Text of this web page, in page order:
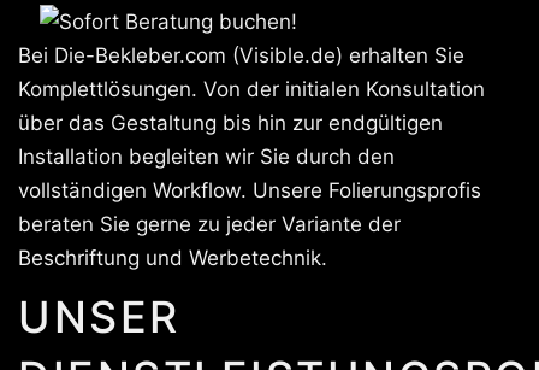
Bei Die-Bekleber.com (Visible.de) erhalten Sie
Komplettlösungen. Von der initialen Konsultation
über das Gestaltung bis hin zur endgültigen
Installation begleiten wir Sie durch den
vollständigen Workflow. Unsere Folierungsprofis
beraten Sie gerne zu jeder Variante der
Beschriftung und Werbetechnik.
UNSER